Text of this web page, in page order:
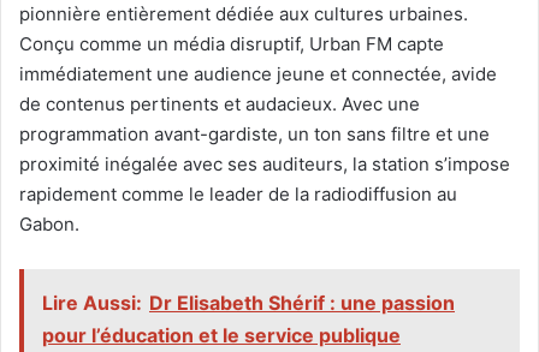
pionnière entièrement dédiée aux cultures urbaines.
Conçu comme un média disruptif, Urban FM capte
immédiatement une audience jeune et connectée, avide
de contenus pertinents et audacieux. Avec une
programmation avant-gardiste, un ton sans filtre et une
proximité inégalée avec ses auditeurs, la station s’impose
rapidement comme le leader de la radiodiffusion au
Gabon.
Lire Aussi: Dr Elisabeth Shérif : une passion
pour l’éducation et le service publique